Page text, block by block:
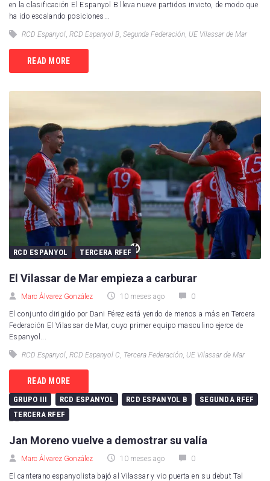
en la clasificación El Espanyol B lleva nueve partidos invicto, de modo que
ha ido escalando posiciones...
RCD Espanyol, RCD Espanyol B, Segunda Federación, UE Vilassar de Mar
READ MORE
RCD ESPANYOL TERCERA RFEF
El Vilassar de Mar empieza a carburar
Marc Álvarez González 10 meses ago 0
El conjunto dirigido por Dani Pérez está yendo de menos a más en Tercera
Federación El Vilassar de Mar, cuyo primer equipo masculino ejerce de
Espanyol...
RCD Espanyol RCD Espanyol C Tercera Federación UE Vilassar de Mar
READ MORE
GRUPO III RCD ESPANYOL RCD ESPANYOL B
SEGUNDA RFEF
TERCERA RFEF
Jan Moreno vuelve a demostrar su valía
Marc Álvarez González 10 meses ago 0
El canterano espanyolista bajó al Vilassar y vio puerta en su debut Tal